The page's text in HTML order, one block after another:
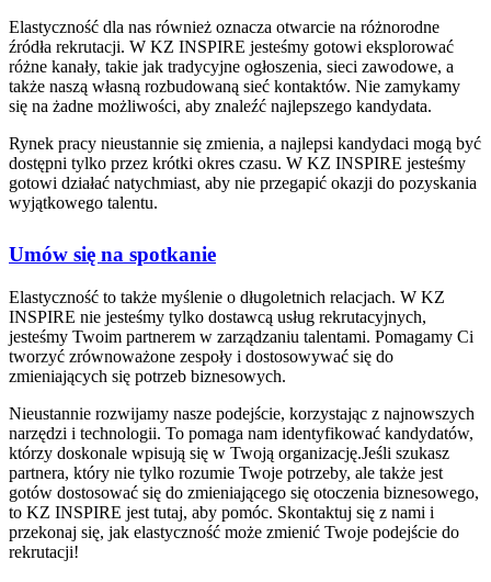
Elastyczność dla nas również oznacza otwarcie na różnorodne
źródła rekrutacji. W KZ INSPIRE jesteśmy gotowi eksplorować
różne kanały, takie jak tradycyjne ogłoszenia, sieci zawodowe, a
także naszą własną rozbudowaną sieć kontaktów. Nie zamykamy
się na żadne możliwości, aby znaleźć najlepszego kandydata.
Rynek pracy nieustannie się zmienia, a najlepsi kandydaci mogą być
dostępni tylko przez krótki okres czasu. W KZ INSPIRE jesteśmy
gotowi działać natychmiast, aby nie przegapić okazji do pozyskania
wyjątkowego talentu.
Umów się na spotkanie
Elastyczność to także myślenie o długoletnich relacjach. W KZ
INSPIRE nie jesteśmy tylko dostawcą usług rekrutacyjnych,
jesteśmy Twoim partnerem w zarządzaniu talentami. Pomagamy Ci
tworzyć zrównoważone zespoły i dostosowywać się do
zmieniających się potrzeb biznesowych.
Nieustannie rozwijamy nasze podejście, korzystając z najnowszych
narzędzi i technologii. To pomaga nam identyfikować kandydatów,
którzy doskonale wpisują się w Twoją organizację.Jeśli szukasz
partnera, który nie tylko rozumie Twoje potrzeby, ale także jest
gotów dostosować się do zmieniającego się otoczenia biznesowego,
to KZ INSPIRE jest tutaj, aby pomóc. Skontaktuj się z nami i
przekonaj się, jak elastyczność może zmienić Twoje podejście do
rekrutacji!